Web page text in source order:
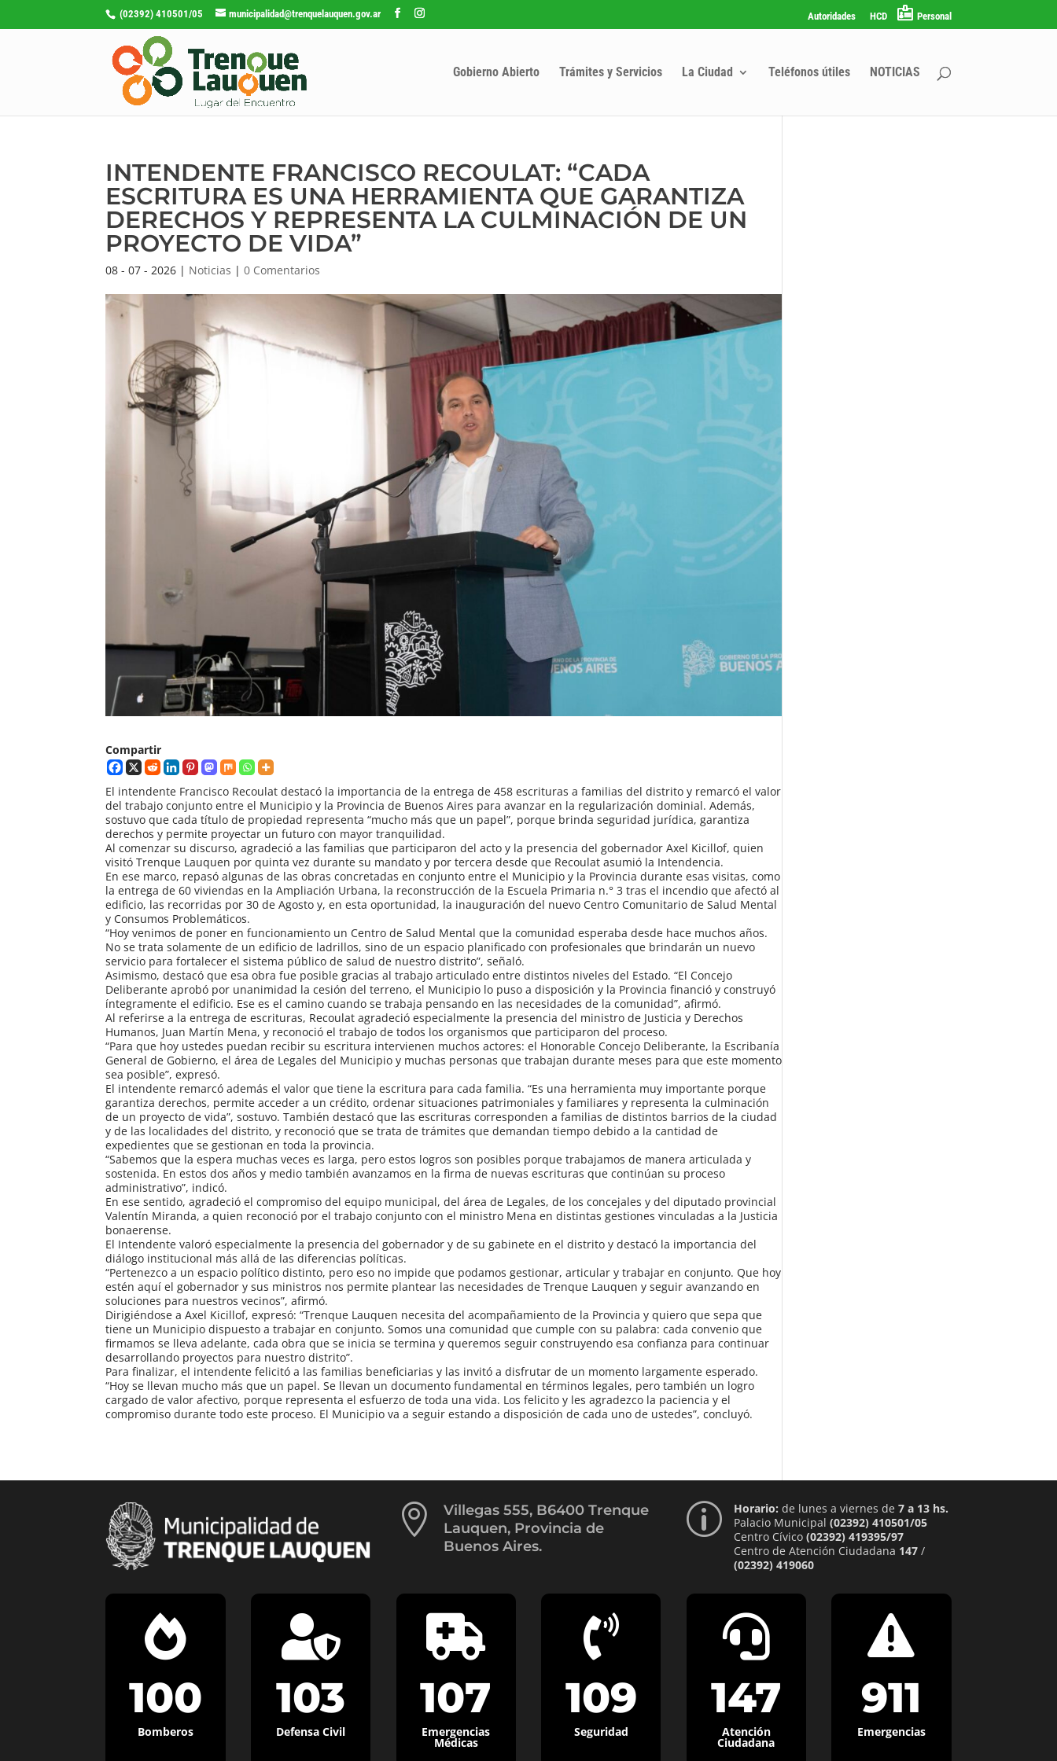
(02392) 410501/05 municipalidad@trenquelauquen.gov.ar Autoridades HCD Personal
Gobierno Abierto Trámites y Servicios La Ciudad Teléfonos útiles NOTICIAS
INTENDENTE FRANCISCO RECOULAT: “CADA
ESCRITURA ES UNA HERRAMIENTA QUE GARANTIZA
DERECHOS Y REPRESENTA LA CULMINACIÓN DE UN
PROYECTO DE VIDA”
08 - 07 - 2026 | Noticias |0 Comentarios
Compartir
El intendente Francisco Recoulat destacó la importancia de la entrega de 458 escrituras a familias del distrito y remarcó el valor
del trabajo conjunto entre el Municipio y la Provincia de Buenos Aires para avanzar en la regularización dominial. Además,
sostuvo que cada título de propiedad representa “mucho más que un papel”, porque brinda seguridad jurídica, garantiza
derechos y permite proyectar un futuro con mayor tranquilidad.
Al comenzar su discurso, agradeció a las familias que participaron del acto y la presencia del gobernador Axel Kicillof, quien
visitó Trenque Lauquen por quinta vez durante su mandato y por tercera desde que Recoulat asumió la Intendencia.
En ese marco, repasó algunas de las obras concretadas en conjunto entre el Municipio y la Provincia durante esas visitas, como
la entrega de 60 viviendas en la Ampliación Urbana, la reconstrucción de la Escuela Primaria n.° 3 tras el incendio que afectó al
edificio, las recorridas por 30 de Agosto y, en esta oportunidad, la inauguración del nuevo Centro Comunitario de Salud Mental
y Consumos Problemáticos.
“Hoy venimos de poner en funcionamiento un Centro de Salud Mental que la comunidad esperaba desde hace muchos años.
No se trata solamente de un edificio de ladrillos, sino de un espacio planificado con profesionales que brindarán un nuevo
servicio para fortalecer el sistema público de salud de nuestro distrito”, señaló.
Asimismo, destacó que esa obra fue posible gracias al trabajo articulado entre distintos niveles del Estado. “El Concejo
Deliberante aprobó por unanimidad la cesión del terreno, el Municipio lo puso a disposición y la Provincia financió y construyó
íntegramente el edificio. Ese es el camino cuando se trabaja pensando en las necesidades de la comunidad”, afirmó.
Al referirse a la entrega de escrituras, Recoulat agradeció especialmente la presencia del ministro de Justicia y Derechos
Humanos, Juan Martín Mena, y reconoció el trabajo de todos los organismos que participaron del proceso.
“Para que hoy ustedes puedan recibir su escritura intervienen muchos actores: el Honorable Concejo Deliberante, la Escribanía
General de Gobierno, el área de Legales del Municipio y muchas personas que trabajan durante meses para que este momento
sea posible”, expresó.
El intendente remarcó además el valor que tiene la escritura para cada familia. “Es una herramienta muy importante porque
garantiza derechos, permite acceder a un crédito, ordenar situaciones patrimoniales y familiares y representa la culminación
de un proyecto de vida”, sostuvo. También destacó que las escrituras corresponden a familias de distintos barrios de la ciudad
y de las localidades del distrito, y reconoció que se trata de trámites que demandan tiempo debido a la cantidad de
expedientes que se gestionan en toda la provincia.
“Sabemos que la espera muchas veces es larga, pero estos logros son posibles porque trabajamos de manera articulada y
sostenida. En estos dos años y medio también avanzamos en la firma de nuevas escrituras que continúan su proceso
administrativo”, indicó.
En ese sentido, agradeció el compromiso del equipo municipal, del área de Legales, de los concejales y del diputado provincial
Valentín Miranda, a quien reconoció por el trabajo conjunto con el ministro Mena en distintas gestiones vinculadas a la Justicia
bonaerense.
El Intendente valoró especialmente la presencia del gobernador y de su gabinete en el distrito y destacó la importancia del
diálogo institucional más allá de las diferencias políticas.
“Pertenezco a un espacio político distinto, pero eso no impide que podamos gestionar, articular y trabajar en conjunto. Que hoy
estén aquí el gobernador y sus ministros nos permite plantear las necesidades de Trenque Lauquen y seguir avanzando en
soluciones para nuestros vecinos”, afirmó.
Dirigiéndose a Axel Kicillof, expresó: “Trenque Lauquen necesita del acompañamiento de la Provincia y quiero que sepa que
tiene un Municipio dispuesto a trabajar en conjunto. Somos una comunidad que cumple con su palabra: cada convenio que
firmamos se lleva adelante, cada obra que se inicia se termina y queremos seguir construyendo esa confianza para continuar
desarrollando proyectos para nuestro distrito”.
Para finalizar, el intendente felicitó a las familias beneficiarias y las invitó a disfrutar de un momento largamente esperado.
“Hoy se llevan mucho más que un papel. Se llevan un documento fundamental en términos legales, pero también un logro
cargado de valor afectivo, porque representa el esfuerzo de toda una vida. Los felicito y les agradezco la paciencia y el
compromiso durante todo este proceso. El Municipio va a seguir estando a disposición de cada uno de ustedes”, concluyó.

Villegas 555, B6400 Trenque
Lauquen, Provincia de
Buenos Aires.
p Horario: de lunes a viernes de 7 a 13 hs.
Palacio Municipal (02392) 410501/05
Centro Cívico (02392) 419395/97
Centro de Atención Ciudadana 147/
(02392) 419060

100
Bomberos

103
Defensa Civil

107
Emergencias
Médicas

109
Seguridad

147
Atención
Ciudadana

911
Emergencias